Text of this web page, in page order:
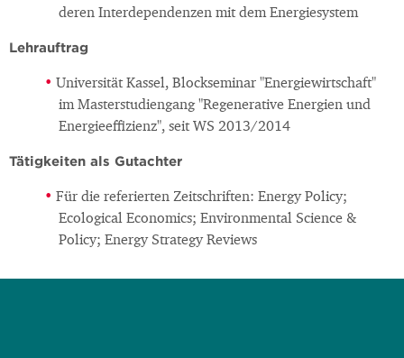
deren Interdependenzen mit dem Energiesystem
Lehrauftrag
Universität Kassel, Blockseminar "Energiewirtschaft"
im Masterstudiengang "Regenerative Energien und
Energieeffizienz", seit WS 2013/2014
Tätigkeiten als Gutachter
Für die referierten Zeitschriften: Energy Policy;
Ecological Economics; Environmental Science &
Policy; Energy Strategy Reviews